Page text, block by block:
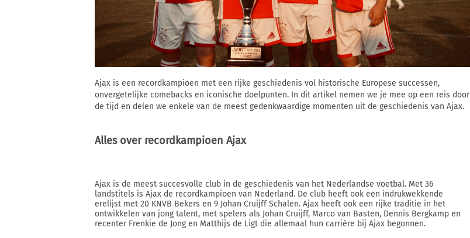
Ajax is een recordkampioen met een rijke geschiedenis vol historische Europese successen,
onvergetelijke comebacks en iconische doelpunten. In dit artikel nemen we je mee op een reis door
de tijd en delen we enkele van de meest gedenkwaardige momenten uit de geschiedenis van Ajax.
Alles over recordkampioen Ajax
Ajax is de meest succesvolle club in de geschiedenis van het Nederlandse voetbal. Met 36
landstitels is Ajax de recordkampioen van Nederland. De club heeft ook een indrukwekkende
erelijst met 20 KNVB Bekers en 9 Johan Cruijff Schalen. Ajax heeft ook een rijke traditie in het
ontwikkelen van jong talent, met spelers als Johan Cruijff, Marco van Basten, Dennis Bergkamp en
recenter Frenkie de Jong en Matthijs de Ligt die allemaal hun carrière bij Ajax begonnen.